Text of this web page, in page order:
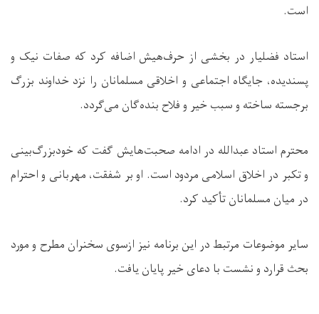
است.
استاد فضلیار در بخشی از حرف‌هیش اضافه کرد که صفات نیک و
پسندیده، جایگاه اجتماعی و اخلاقی مسلمانان را نزد خداوند بزرگ
برجسته ساخته و سبب خیر و فلاح بنده‌گان می‌گردد.
محترم استاد عبدالله در ادامه صحبت‌هایش گفت که خودبزرگ‌بینی
و تکبر در اخلاق اسلامی مردود است. او بر شفقت، مهربانی و احترام
در میان مسلمانان تأکید کرد.
سایر موضوعات مرتبط در این برنامه نیز ازسوی سخنران مطرح و مورد
بحث قرارد و نشست با دعای خیر پایان یافت.